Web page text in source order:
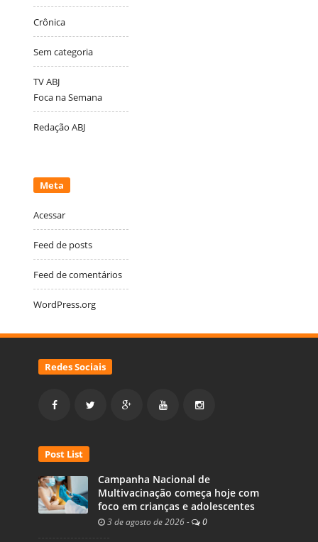
Crônica
Sem categoria
TV ABJ
Foca na Semana
Redação ABJ
Meta
Acessar
Feed de posts
Feed de comentários
WordPress.org
Redes Sociais
Post List
Campanha Nacional de
Multivacinação começa hoje com
foco em crianças e adolescentes
3 de agosto de 2026 - 0